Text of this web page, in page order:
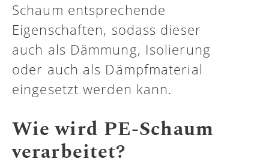
Schaum entsprechende
Eigenschaften, sodass dieser
auch als Dämmung, Isolierung
oder auch als Dämpfmaterial
eingesetzt werden kann.
Wie wird PE-Schaum
verarbeitet?